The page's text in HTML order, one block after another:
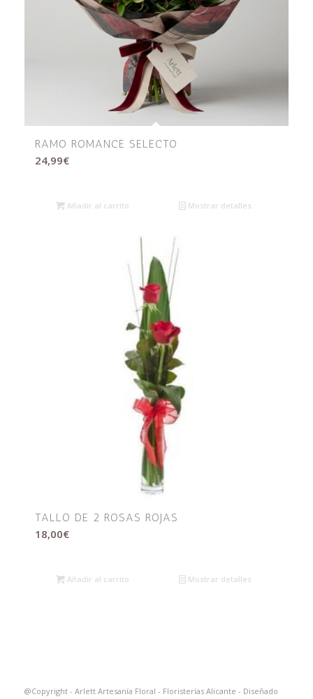
RAMO ROMANCE SELECTO
24,99€
Añadir al carrito Mostrar detalles
TALLO DE 2 ROSAS ROJAS
18,00€
Añadir al carrito Mostrar detalles
@Copyright - Arlett Artesanía Floral - Floristerías Alicante - Diseñado